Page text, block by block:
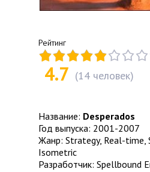
Рейтинг
4.7 (14 человек)
Название: Desperados
Год выпуска: 2001-2007
Жанр: Strategy, Real-time,
Isometric
Разработчик: Spellbound